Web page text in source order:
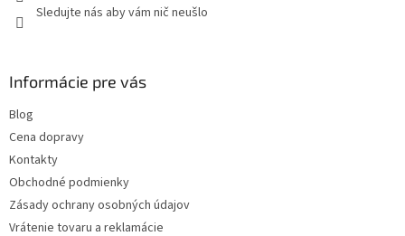
Sledujte nás aby vám nič neušlo
Informácie pre vás
Blog
Cena dopravy
Kontakty
Obchodné podmienky
Zásady ochrany osobných údajov
Vrátenie tovaru a reklamácie